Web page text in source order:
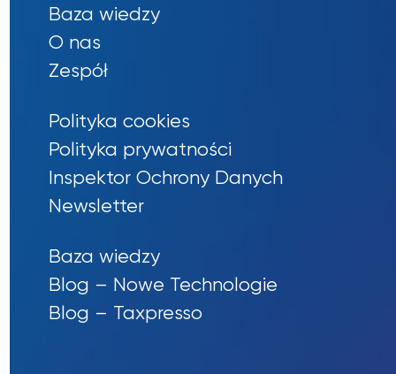
Baza wiedzy
O nas
Zespół
Polityka cookies
Polityka prywatności
Inspektor Ochrony Danych
Newsletter
Baza wiedzy
Blog – Nowe Technologie
Blog – Taxpresso